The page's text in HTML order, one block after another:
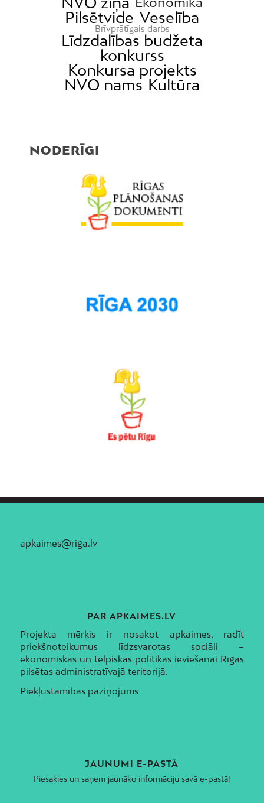
Pilsētvide Veselība
Brīvprātīgais darbs
Līdzdalības budžeta
konkurss
Konkursa projekts
NVO nams Kultūra
NODERĪGI
apkaimes@riga.lv
PAR APKAIMES.LV
Projekta mērķis ir nosakot apkaimes, radīt
priekšnoteikumus līdzsvarotas sociāli –
ekonomiskās un telpiskās politikas ieviešanai Rīgas
pilsētas administratīvajā teritorijā.
Piekļūstamības paziņojums
JAUNUMI E-PASTĀ
Piesakies un saņem jaunāko informāciju savā e-pastā!